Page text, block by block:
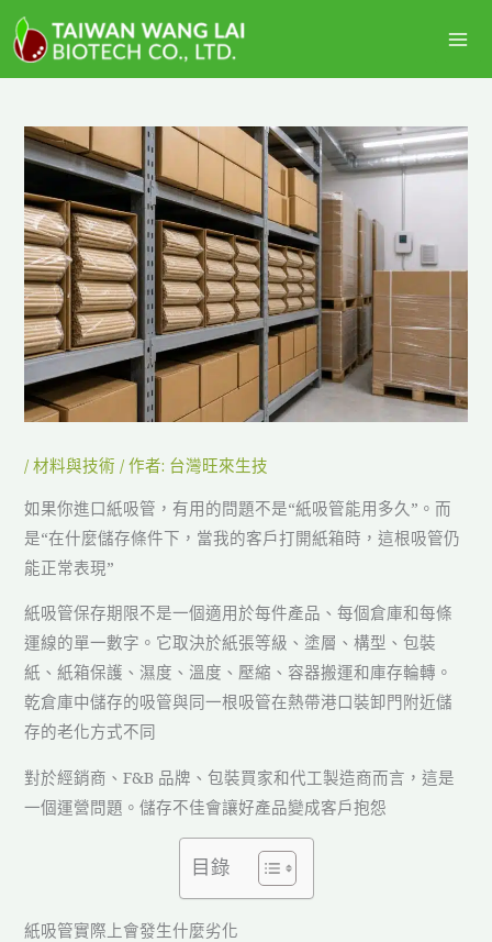
至
主
/材料與技術 / 作者: 台灣旺來生技
如果你進口紙吸管，有用的問題不是“紙吸管能用多久”。而
是“在什麼儲存條件下，當我的客戶打開紙箱時，這根吸管仍
能正常表現”
紙吸管保存期限不是一個適用於每件產品、每個倉庫和每條
運線的單一數字。它取決於紙張等級、塗層、構型、包裝
紙、紙箱保護、濕度、溫度、壓縮、容器搬運和庫存輪轉。
乾倉庫中儲存的吸管與同一根吸管在熱帶港口裝卸門附近儲
存的老化方式不同
對於經銷商、F&B 品牌、包裝買家和代工製造商而言，這是
一個運營問題。儲存不佳會讓好產品變成客戶抱怨
目錄
紙吸管實際上會發生什麼劣化